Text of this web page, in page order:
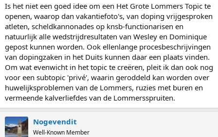
Is het niet een goed idee om een Het Grote Lommers Topic te
openen, waarop dan vakantiefoto's, van doping vrijgesproken
atleten, scheldkannonades op knsb-functionarisen en
natuurlijk alle wedstrijdresultaten van Wesley en Dominique
gepost kunnen worden. Ook ellenlange procesbeschrijvingen
van dopingzaken in het Duits kunnen daar een plaats vinden.
Om wat evenwicht in het topic te creëren, pleit ik dan ook nog
voor een subtopic 'privé', waarin geroddeld kan worden over
huwelijksproblemen van de Lommers, ruzies met buren en
vermeende kalverliefdes van de Lommersspruiten.
Nogevendit
Well-Known Member